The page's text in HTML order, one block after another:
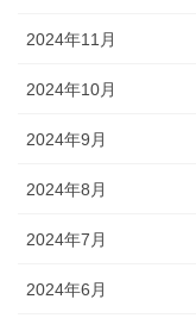
2024年11月
2024年10月
2024年9月
2024年8月
2024年7月
2024年6月